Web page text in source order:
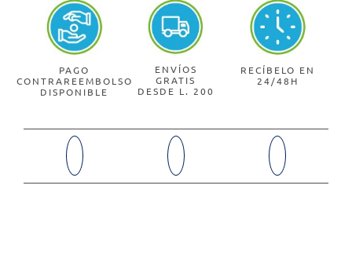
PAGO
CONTRAREEMBOLSO
DISPONIBLE
ENVÍOS
GRATIS
DESDE L. 200
RECÍBELO EN
24/48H